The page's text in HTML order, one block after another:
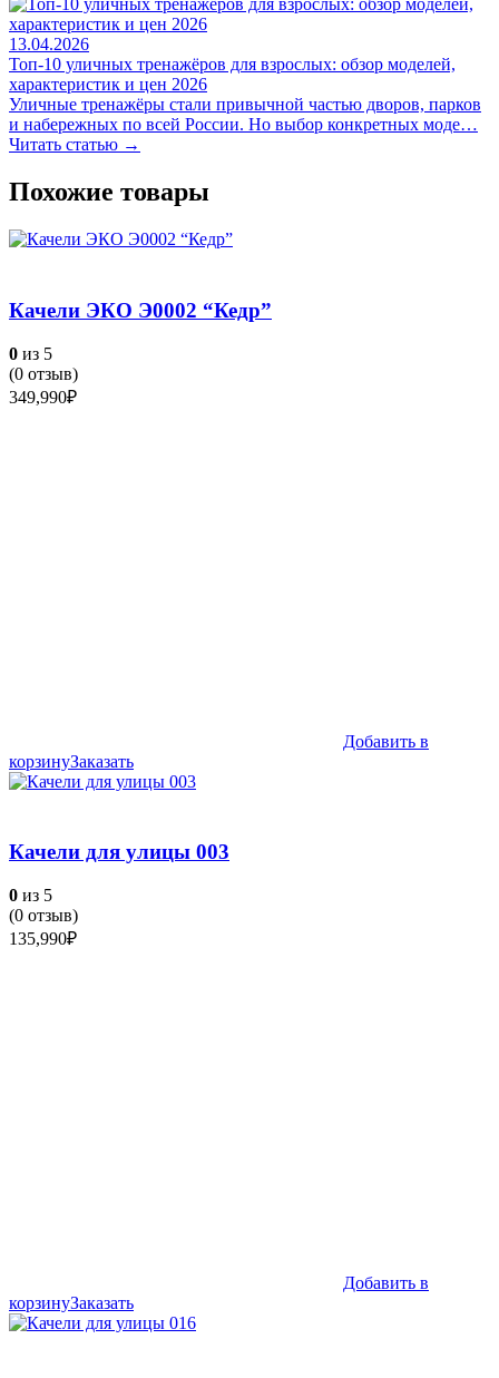
13.04.2026
Топ-10 уличных тренажёров для взрослых: обзор моделей,
характеристик и цен 2026
Уличные тренажёры стали привычной частью дворов, парков
и набережных по всей России. Но выбор конкретных моде…
Читать статью →
Похожие товары
Качели ЭКО Э0002 “Кедр”
0 из 5
(0 отзыв)
349,990₽
Добавить в
корзинуЗаказать
Качели для улицы 003
0 из 5
(0 отзыв)
135,990₽
Добавить в
корзинуЗаказать